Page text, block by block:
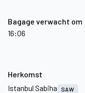
Bagage verwacht om
16:06
Herkomst
Istanbul Sabiha
SAW